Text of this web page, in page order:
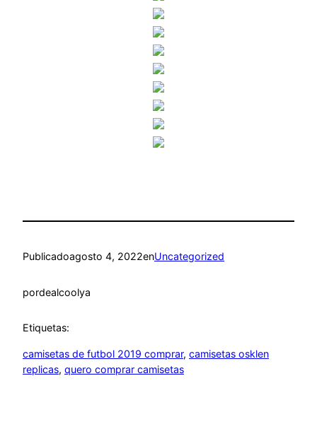
Publicadoagosto 4, 2022enUncategorized
pordealcoolya
Etiquetas:
camisetas de futbol 2019 comprar, camisetas osklen
replicas, quero comprar camisetas